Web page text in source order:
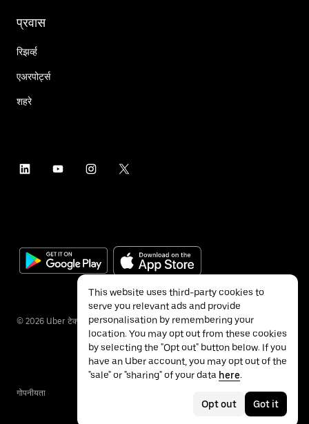
प्रवास
रिझर्व्ह
एअरपोर्ट्स
शहरे
© 2026 Uber टेक्नॉलॉजीज इंक.
गोपनीयता
This website uses third-party cookies to
serve you relevant ads and provide
personalisation by remembering your
location. You may opt out from these cookies
by selecting the "Opt out" button below. If you
have an Uber account, you may opt out of the
"sale" or "sharing" of your data here.
Opt out Got it